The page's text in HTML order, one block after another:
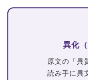
異化
原文の「異
読み手に異